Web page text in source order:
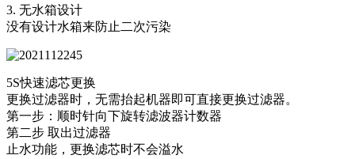
3. 无水箱设计
没有设计水箱来防止二次污染
5S快速滤芯更换
更换过滤器时，无需抬起机器即可直接更换过滤器。
第一步：顺时针向下旋转滤波器计数器
第二步 取出过滤器
止水功能，更换滤芯时不会溢水